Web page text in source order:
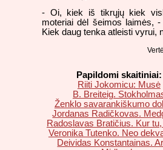
- Oi, kiek iš tikrųjų kiek
moteriai dėl šeimos laimės,
Kiek daug tenka atleisti vyrui,
Vertė
Papildomi skaitiniai:
Riiti Jokomicu: Musė
B. Breiteig.
Ženklo savarankiškumo
Jordanas Radičkovas.
Radoslavas Bratičius. Kur
Veronika Tutenko. Neo
Deividas Konstantainas.